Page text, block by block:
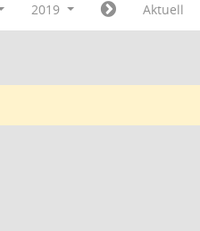
2019 Aktuell